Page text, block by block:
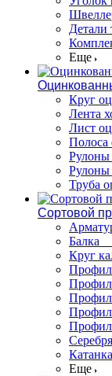
Детали
Еще
Круг
Лента
Лист
Полоса
Рулоны
Рулоны
Труба
Сортовой
Балка
Круг
Катанка
Еще